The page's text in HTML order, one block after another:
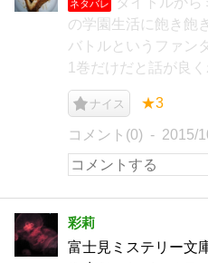
ネタバレ
の学園生活に飽き飽
バトルというファン
1巻だけだと話が良
ナイス ★3
コメント(0) 2015/
彩莉
富士見ミステリー文